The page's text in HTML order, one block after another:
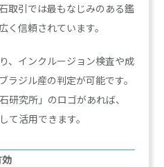
取引では最もなじみのある鑑
く信頼されています。
、インクルージョン検査や成
ラジル産の判定が可能です。
研究所」のロゴがあれば、
て活用できます。